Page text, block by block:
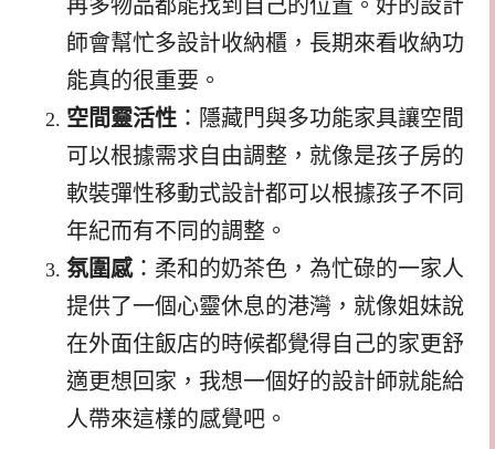
再多物品都能找到自己的位置。好的設計
師會幫忙多設計收納櫃，長期來看收納功
能真的很重要。
空間靈活性 ：隱藏門與多功能家具讓空間
可以根據需求自由調整，就像是孩子房的
軟裝彈性移動式設計都可以根據孩子不同
年紀而有不同的調整。
氛圍感：柔和的奶茶色，為忙碌的一家人
提供了一個心靈休息的港灣，就像姐妹說
在外面住飯店的時候都覺得自己的家更舒
適更想回家，我想一個好的設計師就能給
人帶來這樣的感覺吧。